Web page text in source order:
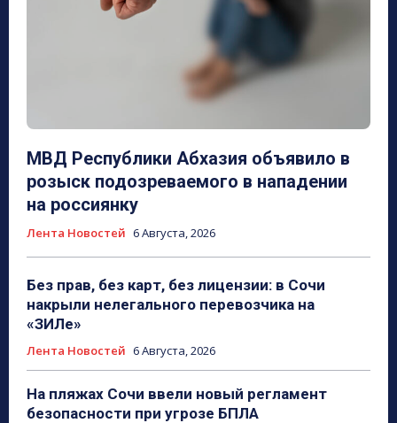
МВД Республики Абхазия объявило в
розыск подозреваемого в нападении
на россиянку
Лента Новостей 6 Августа, 2026
Без прав, без карт, без лицензии: в Сочи
накрыли нелегального перевозчика на
«ЗИЛе»
Лента Новостей 6 Августа, 2026
На пляжах Сочи ввели новый регламент
безопасности при угрозе БПЛА